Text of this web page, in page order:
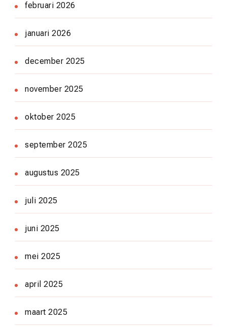
februari 2026
januari 2026
december 2025
november 2025
oktober 2025
september 2025
augustus 2025
juli 2025
juni 2025
mei 2025
april 2025
maart 2025